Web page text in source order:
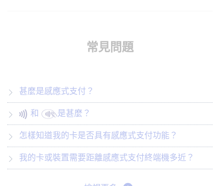
常見問題
甚麼是感應式支付？
和 是甚麼？
怎樣知道我的卡是否具有感應式支付功能？
我的卡或裝置需要距離感應式支付終端機多近？